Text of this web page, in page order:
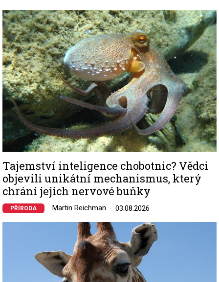
Image
Tajemství inteligence chobotnic? Vědci
objevili unikátní mechanismus, který
chrání jejich nervové buňky
PŘÍRODA Martin Reichman 03.08.2026